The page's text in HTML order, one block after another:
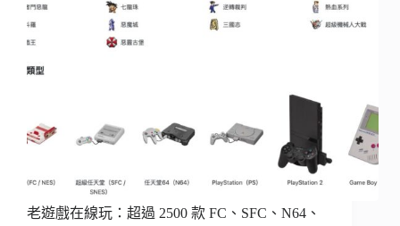
老遊戲在線玩：超過 2500 款 FC、SFC、N64、